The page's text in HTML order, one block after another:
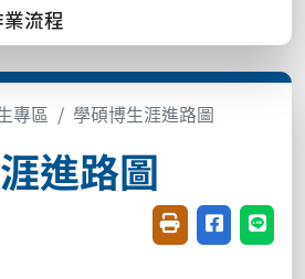
流程
專區 學碩博生涯進路圖
進路圖
友善列印(開新視
分享至臉書
分享